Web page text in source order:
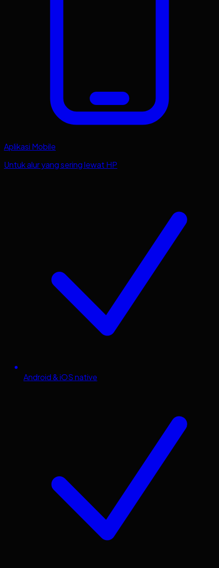
Aplikasi Mobile
Untuk alur yang sering lewat HP
Android & iOS native